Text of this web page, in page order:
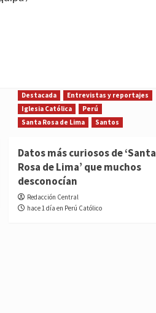
Destacada
Entrevistas y reportajes
Iglesia Católica
Perú
Santa Rosa de Lima
Santos
Datos más curiosos de ‘Santa
Rosa de Lima’ que muchos
desconocían
Redacción Central
hace 1 día en Perú Católico